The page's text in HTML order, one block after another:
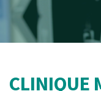
CLINIQUE